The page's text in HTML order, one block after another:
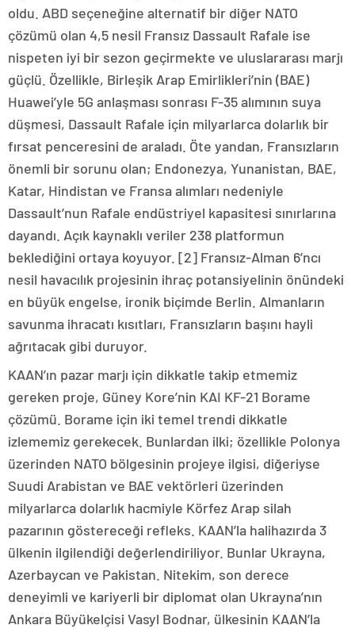
oldu. ABD seçeneğine alternatif bir diğer NATO
çözümü olan 4,5 nesil Fransız Dassault Rafale ise
nispeten iyi bir sezon geçirmekte ve uluslararası marjı
güçlü. Özellikle, Birleşik Arap Emirlikleri’nin (BAE)
Huawei’yle 5G anlaşması sonrası F-35 alımının suya
düşmesi, Dassault Rafale için milyarlarca dolarlık bir
fırsat penceresini de araladı. Öte yandan, Fransızların
önemli bir sorunu olan; Endonezya, Yunanistan, BAE,
Katar, Hindistan ve Fransa alımları nedeniyle
Dassault’nun Rafale endüstriyel kapasitesi sınırlarına
dayandı. Açık kaynaklı veriler 238 platformun
beklediğini ortaya koyuyor. [2] Fransız-Alman 6’ncı
nesil havacılık projesinin ihraç potansiyelinin önündeki
en büyük engelse, ironik biçimde Berlin. Almanların
savunma ihracatı kısıtları, Fransızların başını hayli
ağrıtacak gibi duruyor.
KAAN’ın pazar marjı için dikkatle takip etmemiz
gereken proje, Güney Kore’nin KAI KF-21 Borame
çözümü. Borame için iki temel trendi dikkatle
izlememiz gerekecek. Bunlardan ilki; özellikle Polonya
üzerinden NATO bölgesinin projeye ilgisi, diğeriyse
Suudi Arabistan ve BAE vektörleri üzerinden
milyarlarca dolarlık hacmiyle Körfez Arap silah
pazarının göstereceği refleks. KAAN’la halihazırda 3
ülkenin ilgilendiği değerlendiriliyor. Bunlar Ukrayna,
Azerbaycan ve Pakistan. Nitekim, son derece
deneyimli ve kariyerli bir diplomat olan Ukrayna’nın
Ankara Büyükelçisi Vasyl Bodnar, ülkesinin KAAN’la